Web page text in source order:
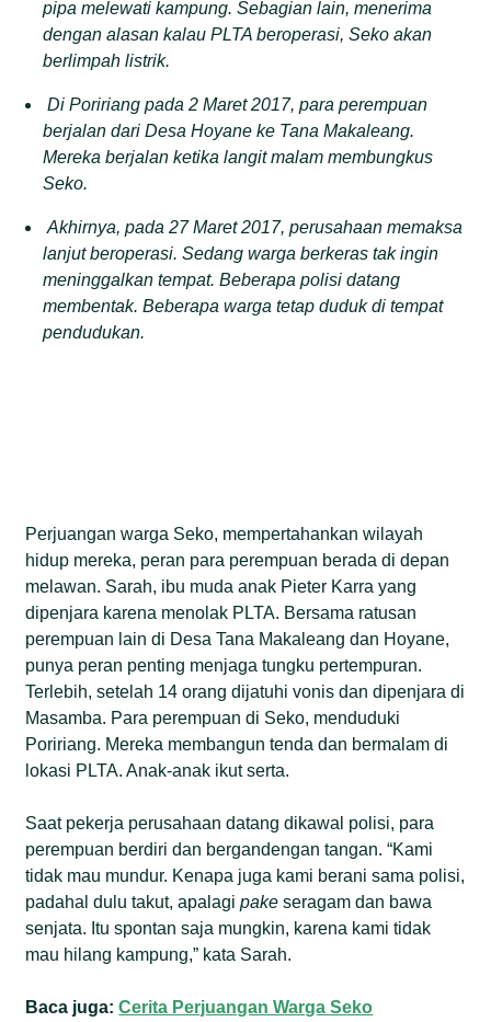
pipa melewati kampung. Sebagian lain, menerima
dengan alasan kalau PLTA beroperasi, Seko akan
berlimpah listrik.
Di Poririang pada 2 Maret 2017, para perempuan
berjalan dari Desa Hoyane ke Tana Makaleang.
Mereka berjalan ketika langit malam membungkus
Seko.
Akhirnya, pada 27 Maret 2017, perusahaan memaksa
lanjut beroperasi. Sedang warga berkeras tak ingin
meninggalkan tempat. Beberapa polisi datang
membentak. Beberapa warga tetap duduk di tempat
pendudukan.
Perjuangan warga Seko, mempertahankan wilayah
hidup mereka, peran para perempuan berada di depan
melawan. Sarah, ibu muda anak Pieter Karra yang
dipenjara karena menolak PLTA. Bersama ratusan
perempuan lain di Desa Tana Makaleang dan Hoyane,
punya peran penting menjaga tungku pertempuran.
Terlebih, setelah 14 orang dijatuhi vonis dan dipenjara di
Masamba. Para perempuan di Seko, menduduki
Poririang. Mereka membangun tenda dan bermalam di
lokasi PLTA. Anak-anak ikut serta.
Saat pekerja perusahaan datang dikawal polisi, para
perempuan berdiri dan bergandengan tangan. “Kami
tidak mau mundur. Kenapa juga kami berani sama polisi,
padahal dulu takut, apalagipakeseragam dan bawa
senjata. Itu spontan saja mungkin, karena kami tidak
mau hilang kampung,” kata Sarah.
Baca juga:Cerita Perjuangan Warga Seko